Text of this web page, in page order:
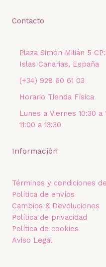
Contacto
Plaza Simón Milián 5
Islas Canarias, España
(+34) 928 60 61 03
Horario Tienda Física
Lunes a Viernes 10:30 a
11:00 a 13:30
Información
Términos y condiciones
Política de envíos
Cambios & Devoluciones
Política de privacidad
Política de cookies
Aviso Legal